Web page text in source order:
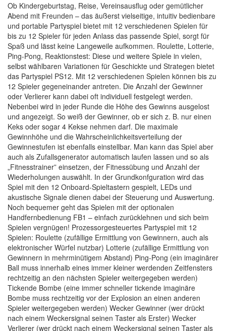
Ob Kindergeburtstag, Reise, Vereinsausflug oder gemütlicher
Abend mit Freunden – das äußerst vielseitige, intuitiv bedienbare
und portable Partyspiel bietet mit 12 verschiedenen Spielen für
bis zu 12 Spieler für jeden Anlass das passende Spiel, sorgt für
Spaß und lässt keine Langeweile aufkommen. Roulette, Lotterie,
Ping-Pong, Reaktionstest: Diese und weitere Spiele in vielen,
selbst wählbaren Variationen für Geschickte und Strategen bietet
das Partyspiel PS12. Mit 12 verschiedenen Spielen können bis zu
12 Spieler gegeneinander antreten. Die Anzahl der Gewinner
oder Verlierer kann dabei oft individuell festgelegt werden.
Nebenbei wird in jeder Runde die Höhe des Gewinns ausgelost
und angezeigt. So weiß der Gewinner, ob er sich z. B. nur einen
Keks oder sogar 4 Kekse nehmen darf. Die maximale
Gewinnhöhe und die Wahrscheinlichkeitsverteilung der
Gewinnestufen ist ebenfalls einstellbar. Man kann das Spiel aber
auch als Zufallsgenerator automatisch laufen lassen und so als
„Fitnesstrainer” einsetzen, der Fitnessübung und Anzahl der
Wiederholungen auswählt. In der Grundkonfguration wird das
Spiel mit den 12 Onboard-Spieltastern gespielt, LEDs und
akustische Signale dienen dabei der Steuerung und Auswertung.
Noch bequemer geht das Spielen mit der optionalen
Handfernbedienung FB1 – einfach zurücklehnen und sich beim
Spielen vergnügen! Prozessorgesteuertes Partyspiel mit 12
Spielen: Roulette (zufällige Ermittlung von Gewinnern, auch als
elektronischer Würfel nutzbar) Lotterie (zufällige Ermittlung von
Gewinnern in mehrminütigem Abstand) Ping-Pong (ein imaginärer
Ball muss innerhalb eines immer kleiner werdenden Zeitfensters
rechtzeitig an den nächsten Spieler weitergegeben werden)
Tickende Bombe (eine immer schneller tickende imaginäre
Bombe muss rechtzeitig vor der Explosion an einen anderen
Spieler weitergegeben werden) Wecker Gewinner (wer drückt
nach einem Weckersignal seinen Taster als Erster) Wecker
Verlierer (wer drückt nach einem Weckersignal seinen Taster als